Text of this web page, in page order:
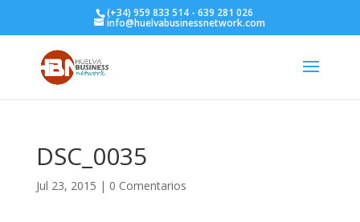
(+34) 959 833 514 - 639 281 026
info@huelvabusinessnetwork.com
DSC_0035
Jul 23, 2015 | 0 Comentarios